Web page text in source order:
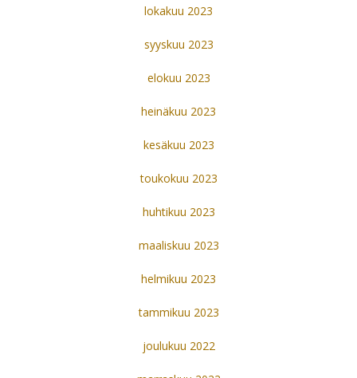
lokakuu 2023
syyskuu 2023
elokuu 2023
heinäkuu 2023
kesäkuu 2023
toukokuu 2023
huhtikuu 2023
maaliskuu 2023
helmikuu 2023
tammikuu 2023
joulukuu 2022